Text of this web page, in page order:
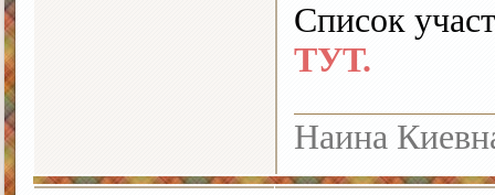
Список
ТУТ.
Наина